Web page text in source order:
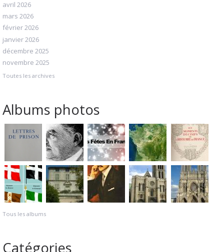
avril 2026
mars 2026
février 2026
janvier 2026
décembre 2025
novembre 2025
Toutes les archives
Albums photos
Tous les albums
Catégories